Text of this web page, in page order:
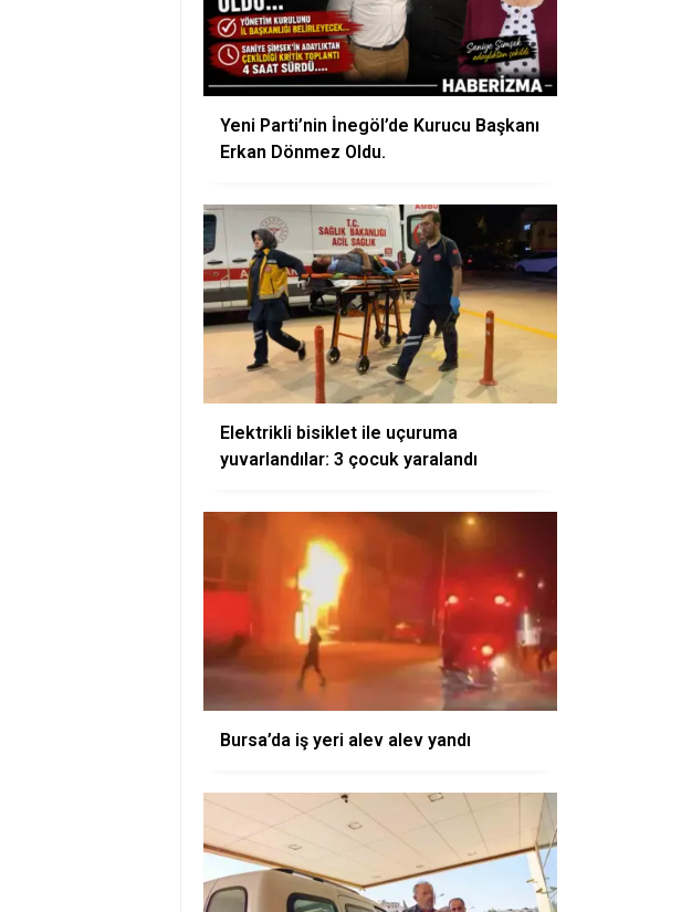
Yeni Parti’nin İnegöl’de Kurucu Başkanı
Erkan Dönmez Oldu.
Elektrikli bisiklet ile uçuruma
yuvarlandılar: 3 çocuk yaralandı
Bursa’da iş yeri alev alev yandı